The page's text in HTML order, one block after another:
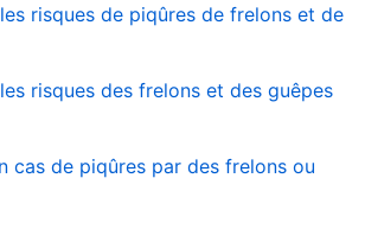
risques de piqûres de frelons et de
risques des frelons et des guêpes
cas de piqûres par des frelons ou